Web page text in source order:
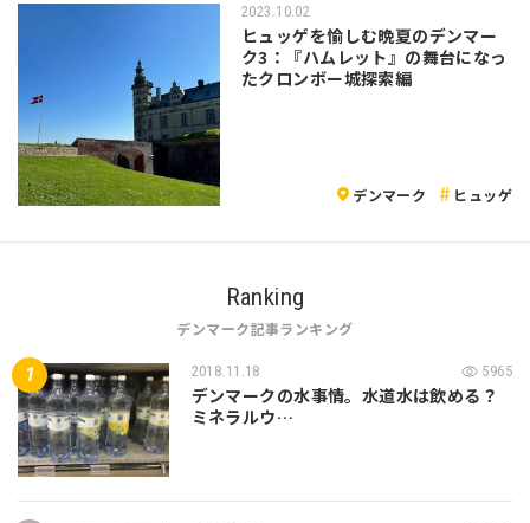
2023.10.02
ヒュッゲを愉しむ晩夏のデンマー
ク3：『ハムレット』の舞台になっ
たクロンボー城探索編
デンマーク ヒュッゲ
Ranking
デンマーク記事ランキング
2018.11.18 5965
デンマークの水事情。水道水は飲める？
ミネラルウ…